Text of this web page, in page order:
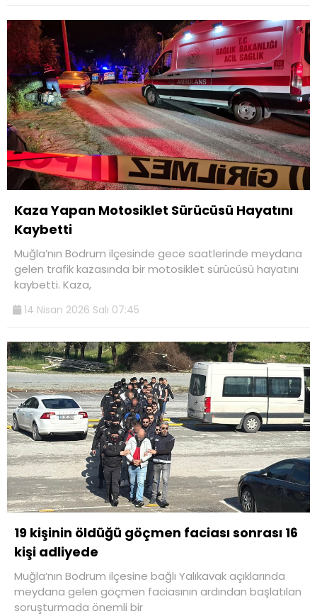
Kaza Yapan Motosiklet Sürücüsü Hayatını
Kaybetti
Muğla’nın Bodrum ilçesinde gece saatlerinde meydana
gelen trafik kazasında bir motosiklet sürücüsü hayatını
kaybetti. Kaza,
14 Nisan 2026 Salı 07:45
19 kişinin öldüğü göçmen faciası sonrası 16
kişi adliyede
Muğla’nın Bodrum ilçesine bağlı Yalıkavak açıklarında
meydana gelen göçmen faciasının ardından başlatılan
soruşturmada önemli bir